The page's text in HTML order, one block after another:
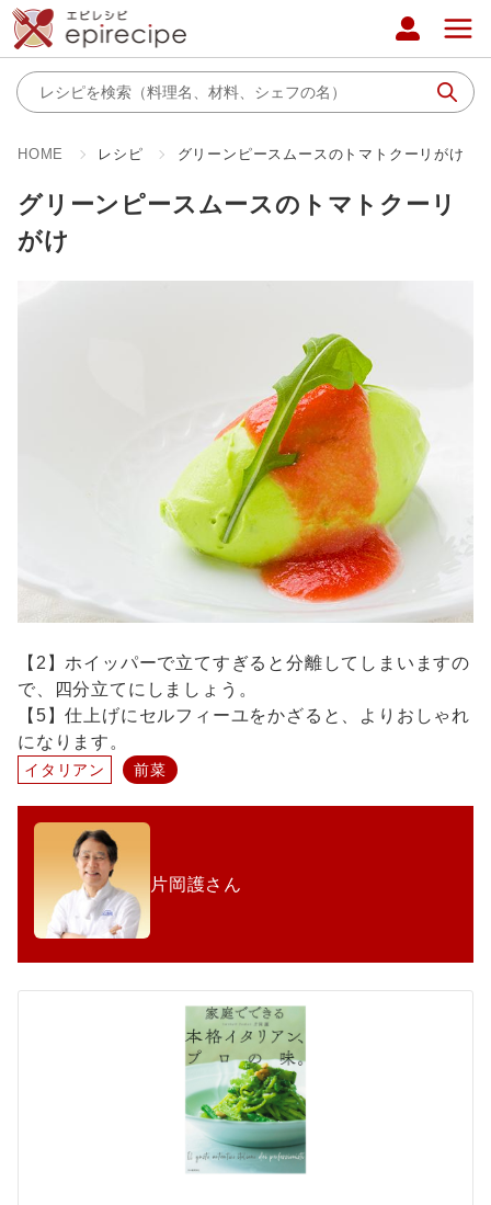
HOME レシピ グリーンピースムースのトマトクーリがけ
グリーンピースムースのトマトクーリ
がけ
【2】ホイッパーで立てすぎると分離してしまいますの
で、四分立てにしましょう。
【5】仕上げにセルフィーユをかざると、よりおしゃれ
になります。
イタリアン 前菜
片岡護さん